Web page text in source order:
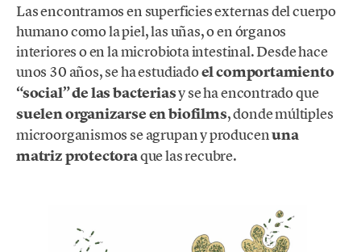
Las encontramos en superficies externas del cuerpo
humano como la piel, las uñas, o en órganos
interiores o en la microbiota intestinal. Desde hace
unos 30 años, se ha estudiadoelcomportamiento
“social” de las bacteriasy se ha encontrado que
suelen organizarse en biofilms, donde múltiples
microorganismos se agrupan y producenuna
matriz protectoraque las recubre.